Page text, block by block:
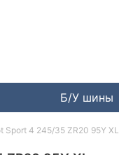
Б/У шины
Sport 4 245/35 ZR20 95Y XL